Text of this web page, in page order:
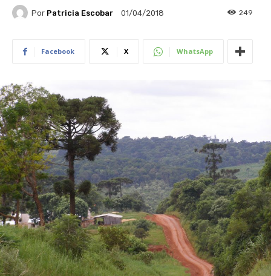
Por Patricia Escobar 01/04/2018 249
Facebook X WhatsApp